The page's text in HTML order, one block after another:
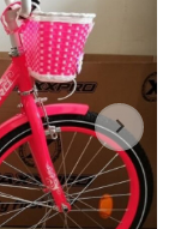
Next